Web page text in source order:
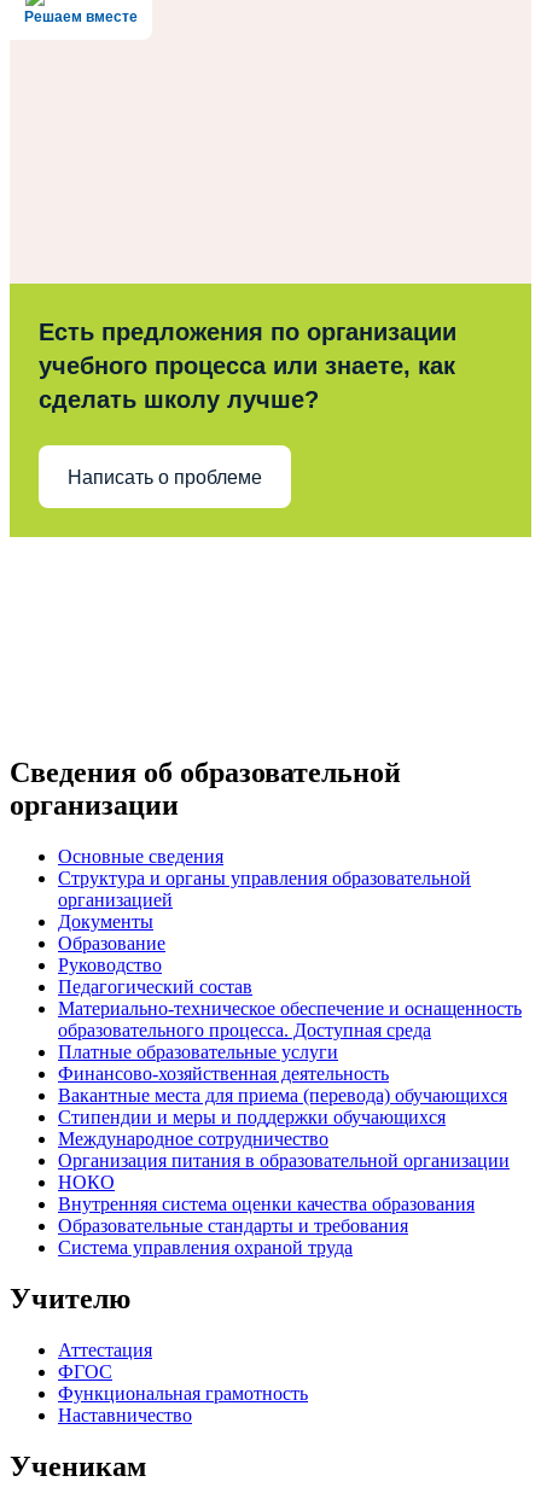
Решаем вместе
Есть предложения по организации
учебного процесса или знаете, как
сделать школу лучше?
Написать о проблеме
Сведения об образовательной
организации
Основные сведения
Структура и органы управления образовательной
организацией
Документы
Образование
Руководство
Педагогический состав
Материально-техническое обеспечение и оснащенность
образовательного процесса. Доступная среда
Платные образовательные услуги
Финансово-хозяйственная деятельность
Вакантные места для приема (перевода) обучающихся
Стипендии и меры и поддержки обучающихся
Международное сотрудничество
Организация питания в образовательной организации
НОКО
Внутренняя система оценки качества образования
Образовательные стандарты и требования
Система управления охраной труда
Учителю
Аттестация
ФГОС
Функциональная грамотность
Наставничество
Ученикам